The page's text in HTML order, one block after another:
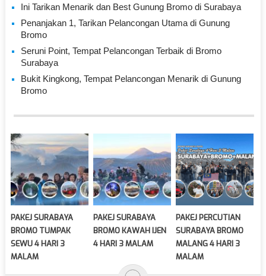
Ini Tarikan Menarik dan Best Gunung Bromo di Surabaya
Penanjakan 1, Tarikan Pelancongan Utama di Gunung
Bromo
Seruni Point, Tempat Pelancongan Terbaik di Bromo
Surabaya
Bukit Kingkong, Tempat Pelancongan Menarik di Gunung
Bromo
PAKEJ SURABAYA
BROMO TUMPAK
SEWU 4 HARI 3
MALAM
PAKEJ SURABAYA
BROMO KAWAH IJEN
4 HARI 3 MALAM
PAKEJ PERCUTIAN
SURABAYA BROMO
MALANG 4 HARI 3
MALAM